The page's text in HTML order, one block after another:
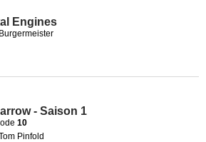
Engines
- Saison 1
10
Pinfold